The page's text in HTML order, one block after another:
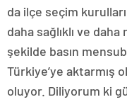
da ilçe seçim
daha sağlıklı ve
şekilde basın
Türkiye’ye aktarmış
oluyor. Diliyorum ki